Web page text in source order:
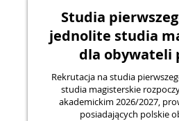
Studia
jednolite studia
dla obywateli
Rekrutacja na studia
studia magisterskie
akademickim 2026/2027,
posiadających polskie